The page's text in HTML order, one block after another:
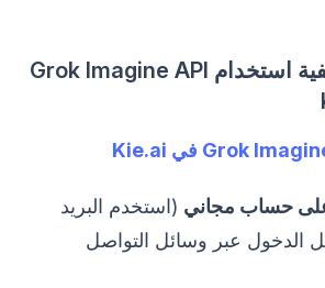
خطوة بخطوة: كيفية استخدام Grok Imagine API
حساب مجاني (استخدم البريد
الدخول عبر وسائل التواصل